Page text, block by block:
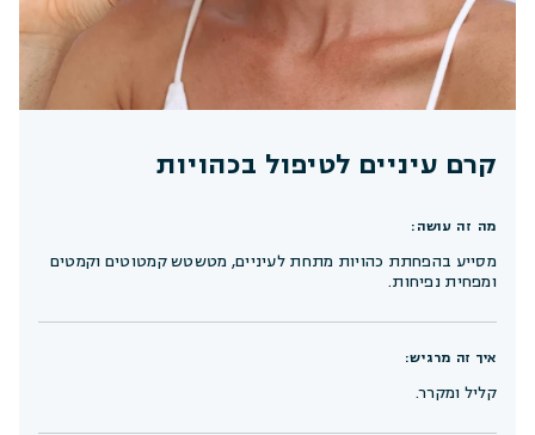
קרם עיניים לטיפול בכהויות
מה זה עושה:
מסייע בהפחתת כהויות מתחת לעיניים, מטשטש קמטוטים וקמטים
ומפחית נפיחות.
איך זה מרגיש:
קליל ומקרר.